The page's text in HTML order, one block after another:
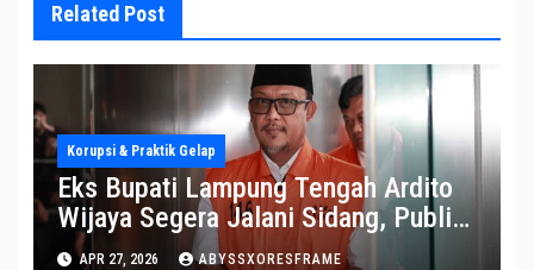
Related Post
Korupsi & Praktik Gelap
Eks Bupati Lampung Tengah Ardito
Wijaya Segera Jalani Sidang, Publik
Soroti Perkembangannya
APR 27, 2026 ABYSSXORESFRAME